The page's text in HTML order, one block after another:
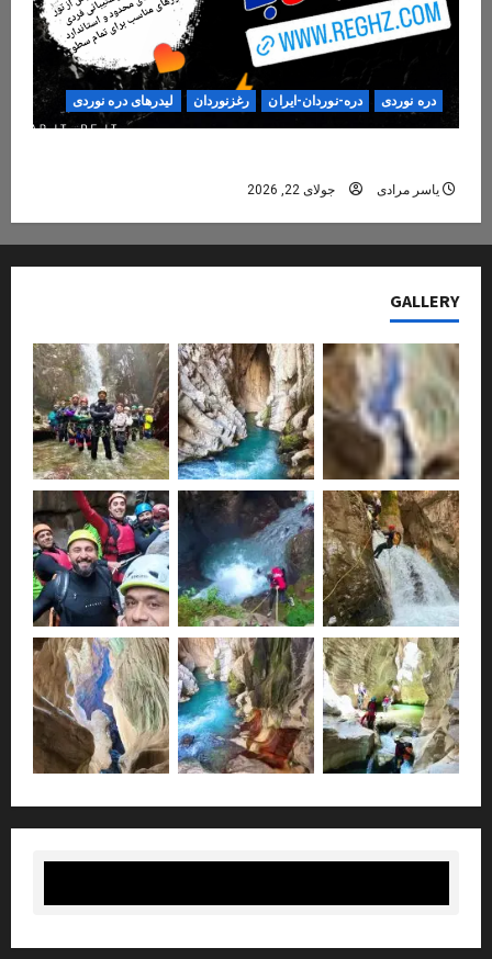
دره نوردی دره-نوردان-ایران رغزنوردان لیدرهای دره نوردی
یاسر مرادی جولای 22, 2026
GALLERY